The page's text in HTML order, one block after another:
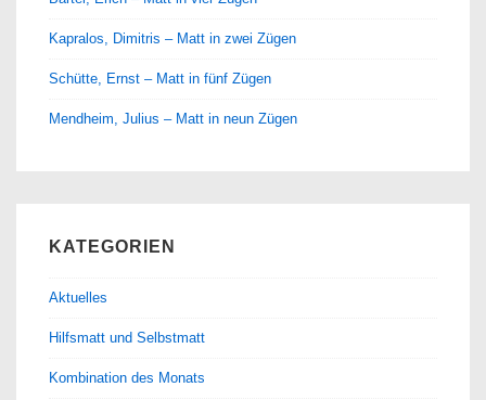
Kapralos, Dimitris – Matt in zwei Zügen
Schütte, Ernst – Matt in fünf Zügen
Mendheim, Julius – Matt in neun Zügen
KATEGORIEN
Aktuelles
Hilfsmatt und Selbstmatt
Kombination des Monats